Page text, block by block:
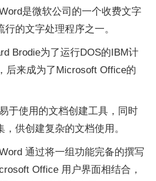
是微软公司的一个收费文字
的文字处理程序之一。
Brodie为了运行DOS的IBM计
后来成为了Microsoft Office的
于使用的文档创建工具，同时
供创建复杂的文档使用。
通过将一组功能完备的撰写
Office 用户界面相结合，